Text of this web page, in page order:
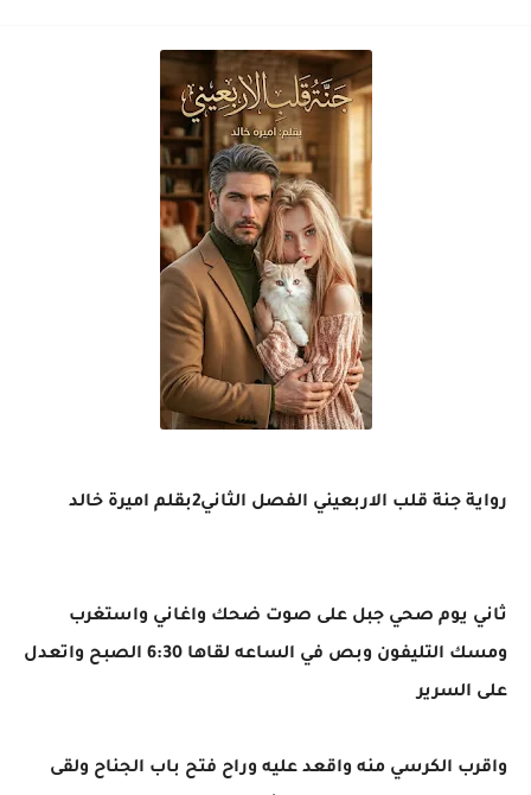
رواية جنة قلب الاربعيني الفصل الثاني2بقلم اميرة خالد
ثاني يوم صحي جبل على صوت ضحك واغاني واستغرب
ومسك التليفون وبص في الساعه لقاها 6:30 الصبح واتعدل
على السرير
واقرب الكرسي منه واقعد عليه وراح فتح باب الجناح ولقى